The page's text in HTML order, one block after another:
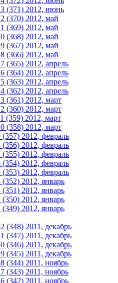
(371) 2012, июнь
(370) 2012, май
(369) 2012, май
(368) 2012, май
(367) 2012, май
(366) 2012, май
(365) 2012, апрель
(364) 2012, апрель
(363) 2012, апрель
(362) 2012, апрель
(361) 2012, март
(360) 2012, март
(359) 2012, март
(358) 2012, март
2012, февраль
2012, февраль
2012, февраль
2012, февраль
2012, февраль
2012, январь
2012, январь
2012, январь
2012, январь
(348) 2011, декабрь
(347) 2011, декабрь
(346) 2011, декабрь
(345) 2011, декабрь
(344) 2011, ноябрь
(343) 2011, ноябрь
(342) 2011, ноябрь